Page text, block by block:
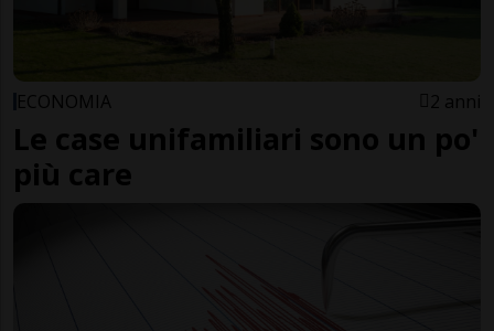
ECONOMIA 2 anni
Le case unifamiliari sono un po'
più care